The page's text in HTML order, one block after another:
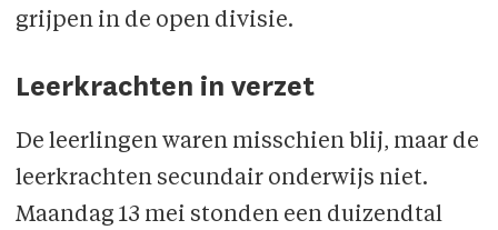
grijpen in de open divisie.
Leerkrachten in verzet
De leerlingen waren misschien blij, maar de
leerkrachten secundair onderwijs niet.
Maandag 13 mei stonden een duizendtal